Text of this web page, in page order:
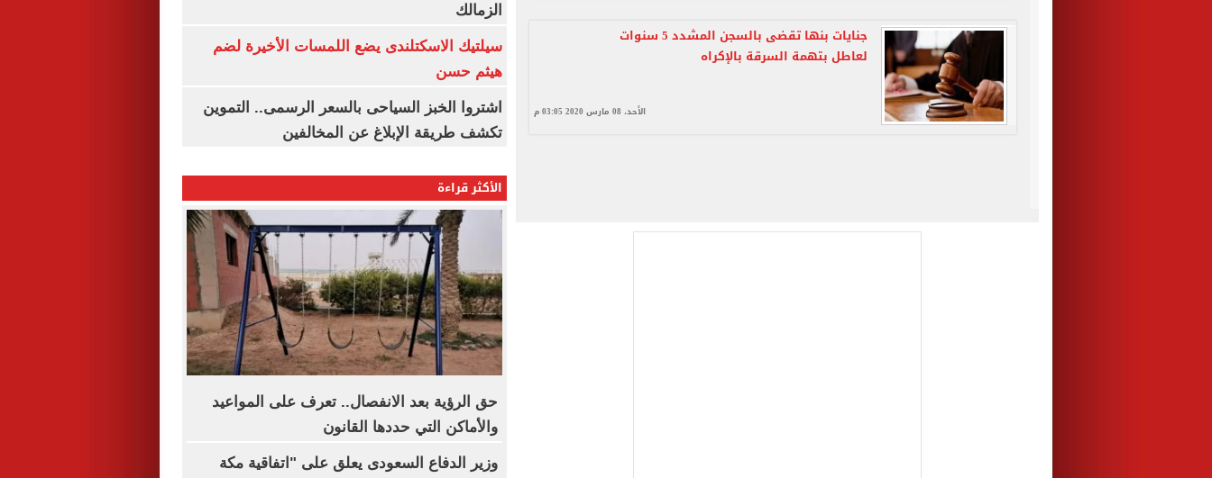
جنايات بنها تقضى بالسجن المشدد 5 سنوات
لعاطل بتهمة السرقة بالإكراه
الأحد، 08 مارس 2020 03:05 م
الزمالك
سيلتيك الاسكتلندى يضع اللمسات الأخيرة لضم
هيثم حسن
اشتروا الخبز السياحى بالسعر الرسمى.. التموين
تكشف طريقة الإبلاغ عن المخالفين
الأكثر قراءة
حق الرؤية بعد الانفصال.. تعرف على المواعيد
والأماكن التي حددها القانون
وزير الدفاع السعودى يعلق على "اتفاقية مكة